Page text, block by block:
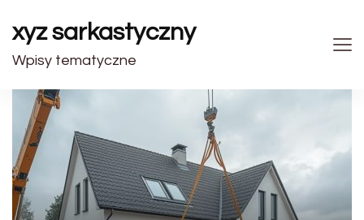
xyz sarkastyczny
Wpisy tematyczne